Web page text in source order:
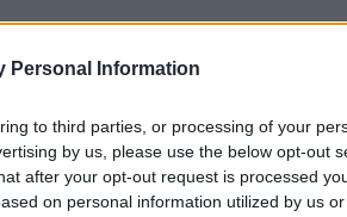
Personal Information
to third parties, or processing of your
by us, please use the below opt-out
after your opt-out request is processed
on personal information utilized by us
lëvizjeve të tij nga Piemonte në
arrest shtëpie për armëmbajtje